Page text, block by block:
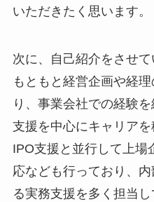
いただきたく思います。
次に、自己紹介をさせ
もともと経営企画や経
り、事業会社での経験
支援を中心にキャリア
IPO支援と並行して上場
応なども行っており、
る実務支援を多く担当し